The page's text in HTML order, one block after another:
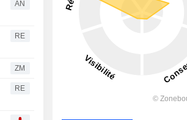
AN
RE
ZM
RE